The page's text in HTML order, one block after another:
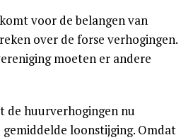
voor de belangen van
over de forse verhogingen.
moeten er andere
de huurverhogingen nu
gemiddelde loonstijging. Omdat